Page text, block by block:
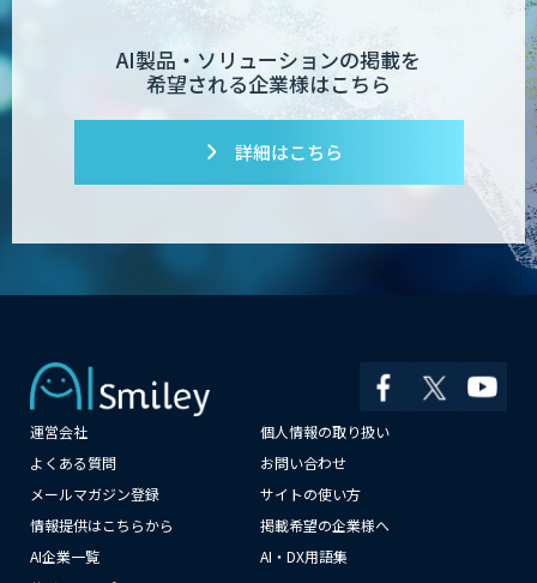
Dify開発支援
貴社専用ナレッジAI構築
展示会の名刺を商談に変える
「GenLead」
AI製品・ソリューションの掲載を
希望される企業様はこちら
詳細はこちら
運営会社
個人情報の取り扱い
よくある質問
お問い合わせ
メールマガジン登録
サイトの使い方
情報提供はこちらから
掲載希望の企業様へ
AI企業一覧
AI・DX用語集